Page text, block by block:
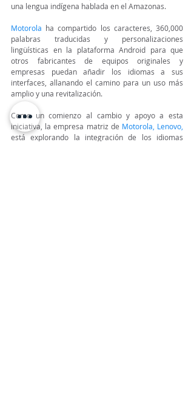
una lengua indígena hablada en el Amazonas.
Motorola ha compartido los caracteres, 360,000
palabras traducidas y personalizaciones
lingüísticas en la plataforma Android para que
otros fabricantes de equipos originales y
empresas puedan añadir los idiomas a sus
interfaces, allanando el camino para un uso más
amplio y una revitalización.
Como un comienzo al cambio y apoyo a esta
iniciativa, la empresa matriz de Motorola Lenovo
está explorando la integración de los idiomas